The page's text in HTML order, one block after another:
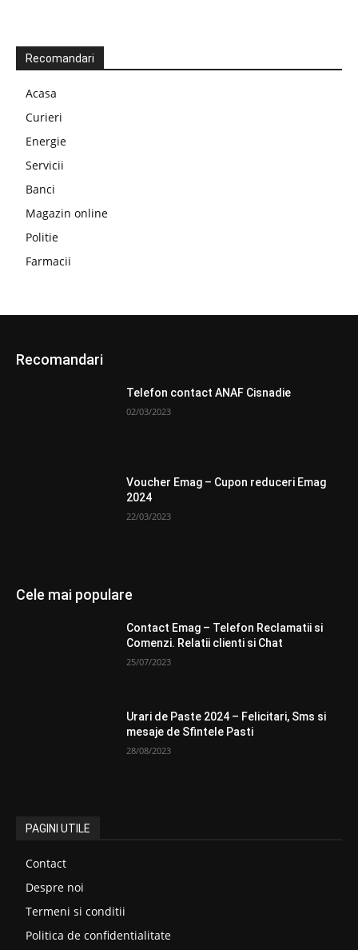
Recomandari
Acasa
Curieri
Energie
Servicii
Banci
Magazin online
Politie
Farmacii
Recomandari
Telefon contact ANAF Cisnadie
02/03/2023
Voucher Emag – Cupon reduceri Emag
2024
22/03/2023
Cele mai populare
Contact Emag – Telefon Reclamatii si
Comenzi. Relatii clienti si Chat
25/07/2023
Urari de Paste 2024 – Felicitari, Sms si
mesaje de Sfintele Pasti
28/08/2023
PAGINI UTILE
Contact
Despre noi
Termeni si conditii
Politica de confidentialitate